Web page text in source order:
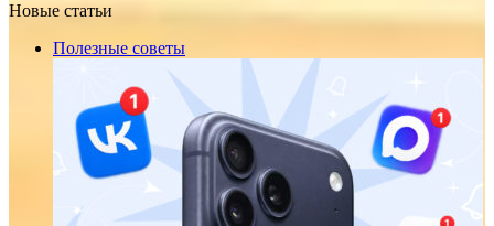
Новые статьи
Полезные советы